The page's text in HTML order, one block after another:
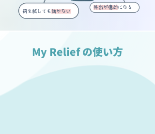
何を試しても 効かない
外出が億劫になる
My Relief の使い方